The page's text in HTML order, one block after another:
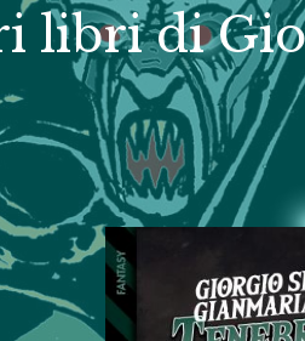
libri di